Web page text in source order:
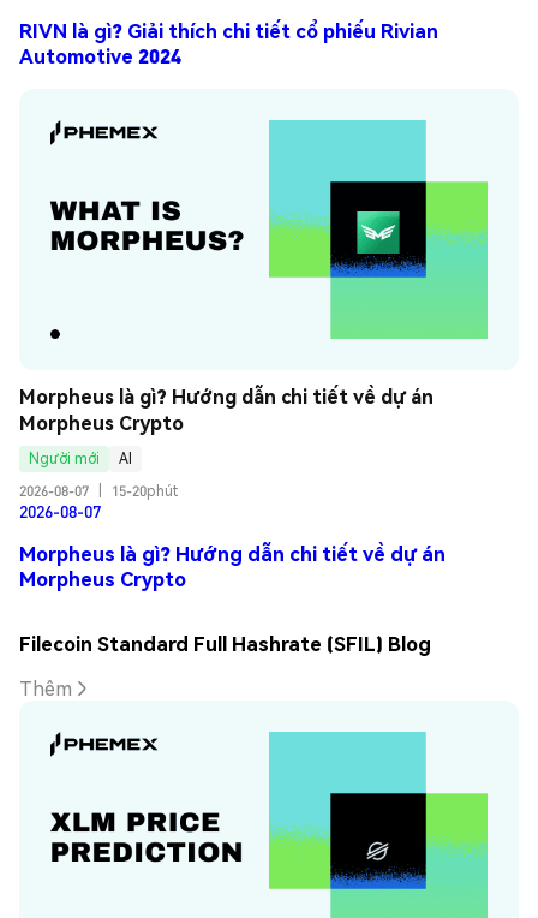
RIVN là gì? Giải thích chi tiết cổ phiếu Rivian
Automotive 2024
Morpheus là gì? Hướng dẫn chi tiết về dự án
Morpheus Crypto
Người mới
AI
2026-08-07
15-20phút
2026-08-07
Morpheus là gì? Hướng dẫn chi tiết về dự án
Morpheus Crypto
Filecoin Standard Full Hashrate (SFIL) Blog
Thêm